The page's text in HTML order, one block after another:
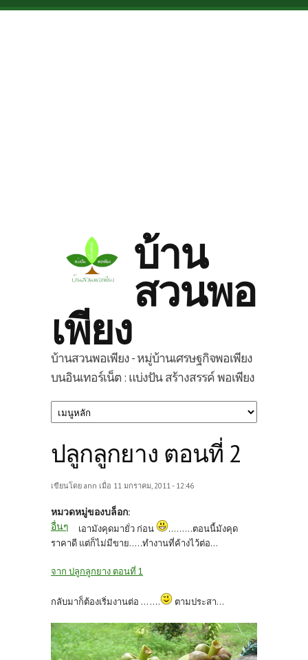
Skip to main content
บ้าน
สวนพอ
เพียง
บ้านสวนพอเพียง - หมู่บ้านเศรษฐกิจพอเพียง
บนอินเทอร์เน็ต : แบ่งปัน สร้างสรรค์ พอเพียง
ปลูกลูกยาง ตอนที่ 2
เขียนโดย ann เมื่อ 11 มกราคม, 2011 - 12:46
หมวดหมู่ของบล็อก:
อื่นๆ
เอามังคุดมายั่ว ก่อน
.........ตอนนี้มังคุด
ราคาดี แต่ก็ไม่มีขาย.....ทำงานที่ค้างไว้ต่อ...
จาก ปลูกลูกยาง ตอนที่ 1
กลับมาก็ต้องเริ่มงานต่อ ... .... ตามประสา...